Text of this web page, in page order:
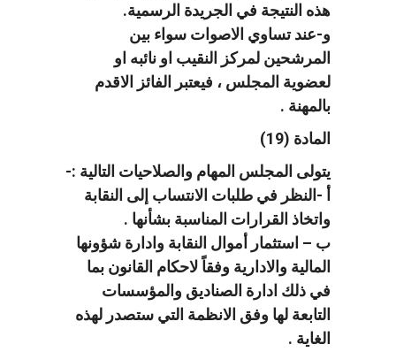
هذه النتيجة في الجريدة الرسمية.
و-عند تساوي الاصوات سواء بين
المرشحين لمركز النقيب او نائبه او
لعضوية المجلس ، فيعتبر الفائز الاقدم
بالمهنة .
المادة (19)
يتولى المجلس المهام والصلاحيات التالية :-
أ -النظر في طلبات الانتساب إلى النقابة
واتخاذ القرارات المناسبة بشأنها .
ب – استثمار أموال النقابة وادارة شؤونها
المالية والادارية وفقاً لاحكام القانون بما
في ذلك ادارة الصناديق والمؤسسات
التابعة لها وفق الانظمة التي ستصدر لهذه
الغاية .